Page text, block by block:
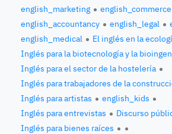
english_marketing
english_commerce
english_accountancy
english_legal
english_medical
El inglés en la
Inglés para la biotecnología y la
Inglés para el sector de la hostelería
Inglés para trabajadores de la
Inglés para artistas
english_kids
Inglés para entrevistas
Discurso
Inglés para bienes raíces